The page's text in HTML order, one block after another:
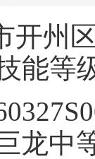
州区
能等
龙中